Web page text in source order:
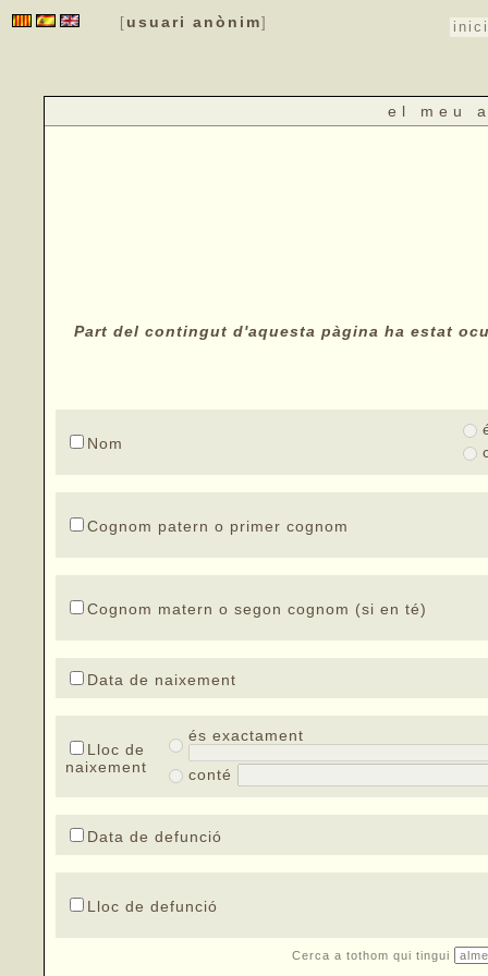
[ usuari anònim] inici
el meu
Part del contingut d'aquesta pàgina ha estat
Nom
Cognom patern o primer cognom
Cognom matern o segon cognom (si en té)
Data de naixement
Lloc de
naixement
és exactament
conté
Data de defunció
Lloc de defunció
Cerca a tothom qui tingui